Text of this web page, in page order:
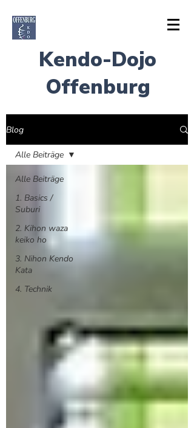
Kendo-Dojo
Offenburg
Kontaktieren Sie uns
Blog
Alle Beiträge
1. Basics /
Suburi
2. Kihon waza
keiko ho
3. Nihon Kendo
Kata
4. Technik
Alle Beiträge